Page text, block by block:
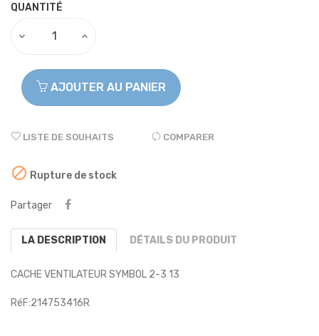
QUANTITÉ
AJOUTER AU PANIER
LISTE DE SOUHAITS COMPARER
 Rupture de stock
Partager
LA DESCRIPTION DÉTAILS DU PRODUIT
CACHE VENTILATEUR SYMBOL 2-3 13
RéF:214753416R